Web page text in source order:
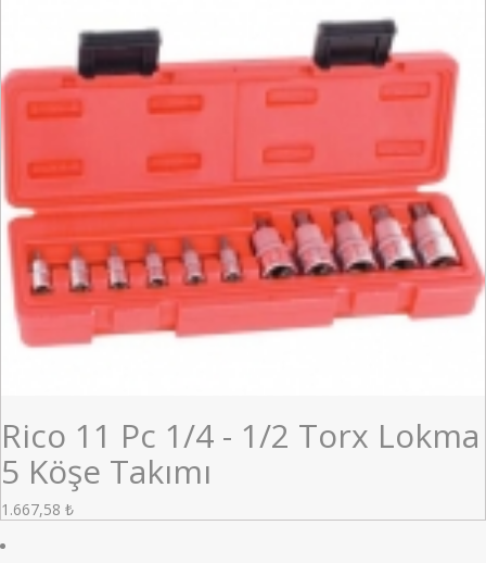
Rico 11 Pc 1/4 - 1/2 Torx Lokma
5 Köşe Takımı
1.667,58 ₺